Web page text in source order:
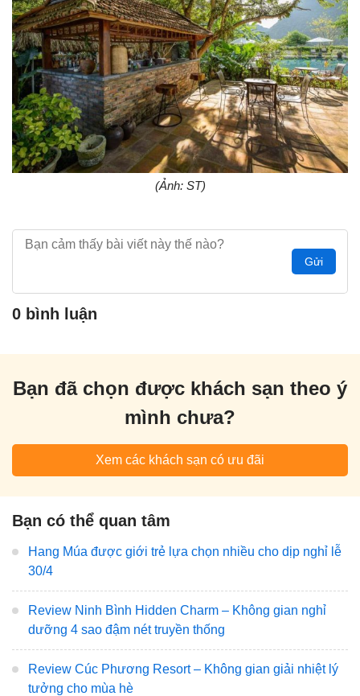
(Ảnh: ST)
Gửi
0 bình luận
Bạn đã chọn được khách sạn theo ý
mình chưa?
Xem các khách sạn có ưu đãi
Bạn có thể quan tâm
Hang Múa được giới trẻ lựa chọn nhiều cho dịp nghỉ lễ
30/4
Review Ninh Bình Hidden Charm – Không gian nghỉ
dưỡng 4 sao đậm nét truyền thống
Review Cúc Phương Resort – Không gian giải nhiệt lý
tưởng cho mùa hè